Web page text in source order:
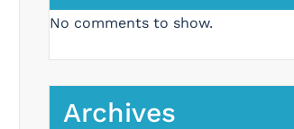
No comments to show.
Archives